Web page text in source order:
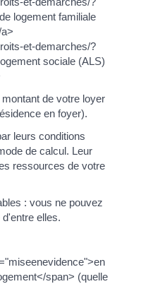
logement familiale
et-demarches/?
sociale (ALS)
de votre loyer
en foyer).
leurs conditions
de calcul. Leur
ressources de votre
: vous ne pouvez
elles.
span> (quelle